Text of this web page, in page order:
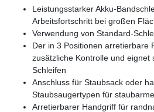
Leistungsstarker Akku-
Arbeitsfortschritt bei großen
Verwendung von Standard-
Der in 3 Positionen arretierbare
zusätzliche Kontrolle und eignet
Schleifen
Anschluss für Staubsack oder
Staubsaugertypen für
Arretierbarer Handgriff für